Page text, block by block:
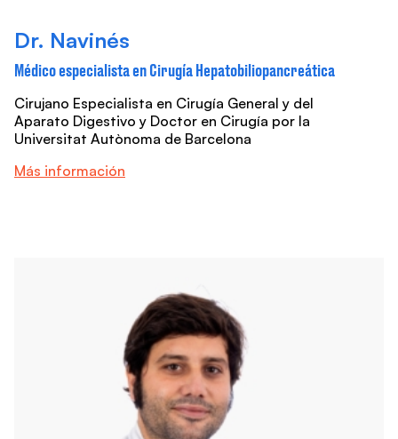
Dr. Navinés
Médico especialista en Cirugía Hepatobiliopancreática
Cirujano Especialista en Cirugía General y del
Aparato Digestivo y Doctor en Cirugía por la
Universitat Autònoma de Barcelona
Más información